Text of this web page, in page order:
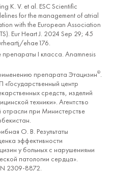
K. V. et al. ESC Scientific
for the management of atrial
with the European Association
Eur Heart J. 2024 Sep 29; 45
ehae176.
I класса. Anamnesis
препарата Этацизин®.
центр
средств, изделий
техники». Агентство
при Министерстве
О. В. Результаты
эффективности
у больных с нарушениями
патологии сердца».
2309-8872.